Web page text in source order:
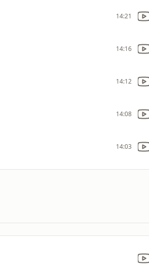
14:21
14:16
14:12
14:08
14:03